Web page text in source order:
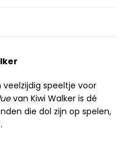
speeltje voor
van Kiwi Walker is dé
die dol zijn op spelen,